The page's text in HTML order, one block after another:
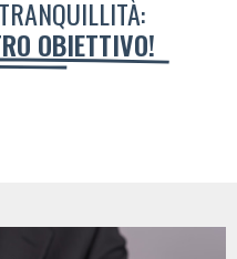
OBIETTIVO!